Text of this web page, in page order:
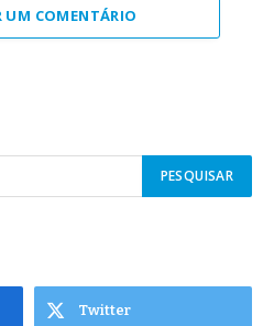
UM COMENTÁRIO
Twitter